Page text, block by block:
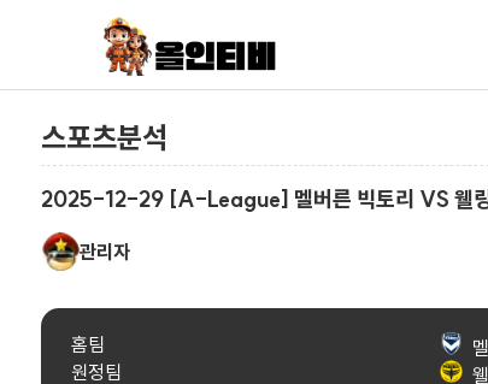
스포츠분석
2025-12-29 [A-League] 멜버른 빅토리 VS 웰링
관리자
홈팀
원정팀